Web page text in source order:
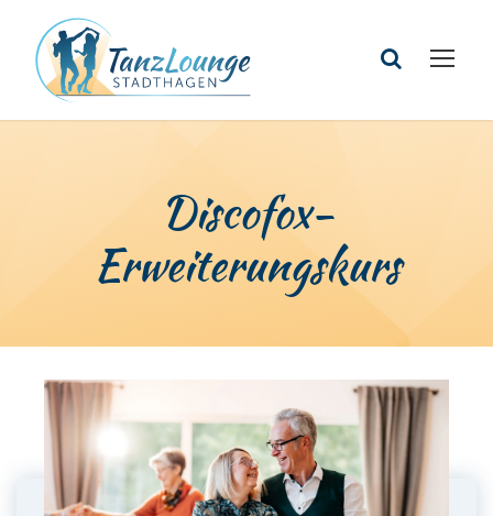
Discofox-
Erweiterungskurs